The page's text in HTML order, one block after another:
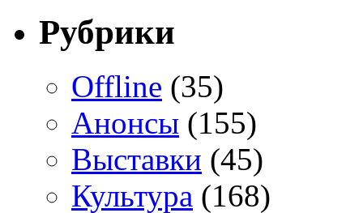
Рубрики
Offline (35)
Анонсы (155)
Выставки (45)
Культура (168)